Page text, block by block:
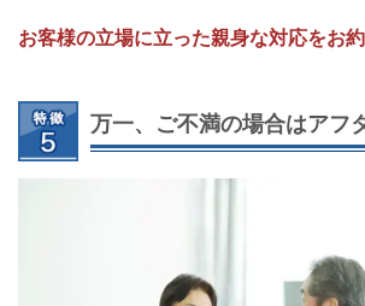
お客様の立場に立った親身な対応をお約
万一、ご不満の場合はアフ